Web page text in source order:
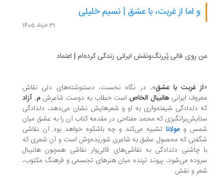
و اما از غربت، با عشق | نسیم خلیلی
31 خرداد 1405
من روی قالی پُررنگ‌ونقش ایرانی زندگی کرده‌ام | اعتماد
«از غربت با عشق»، در نگاه نخست، دستنوشته‌های دلی نقاش
معروف ایرانی هانیبال الخاص است خطاب به دوست شاعرشم. آزاد
که دلدادگی شیفته‌واری به او و شعرهایش نشان می‌دهد، دلدادگی
ستایش‌برانگیزی که محمد مفتاحی در مقدمه کتاب آن را به عشق میان
شمس و مولانا تشبیه می‌کند و چه باشکوه خواهد بود آن نقاشی
شگفتی که محصول عشق به شاعری شوریده‌وش است و آن شعری که
با چاشنی دلدادگی به نقاشی‌های قالی‌وار نقاشی همچون هانیبال
سروده می‌شود، پیوند تپنده میان هنرهای تجسمی و فرهنگ مکتوب،
شعر و نقش.